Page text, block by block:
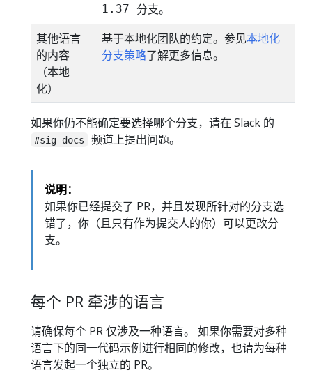
1.37
分支。
其他语言
的内容
（本地
化）
基于本地化团队的约定。参见本地化
分支策略了解更多信息。
如果你仍不能确定要选择哪个分支，请在 Slack 的
#sig-docs 频道上提出问题。
说明：
如果你已经提交了 PR，并且发现所针对的分支选
错了，你（且只有作为提交人的你）可以更改分
支。
每个 PR 牵涉的语言
请确保每个 PR 仅涉及一种语言。 如果你需要对多种
语言下的同一代码示例进行相同的修改，也请为每种
语言发起一个独立的 PR。